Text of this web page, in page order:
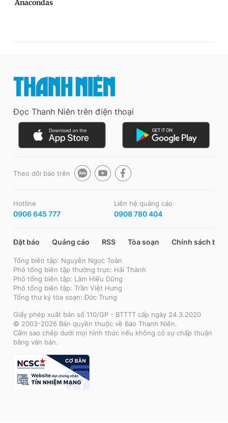
Đọc Thanh Niên trên điện thoại
Theo dõi báo trên
Hotline
0906 645 777
Liên hệ quảng cáo
0908 780 404
Đặt báo Quảng cáo RSS Tòa soạn Chính sách bảo
Tổng biên tập: Nguyễn Ngọc Toàn
Phó tổng biên tập thường trực: Hải Thành
Phó tổng biên tập: Lâm Hiếu Dũng
Phó tổng biên tập: Trần Việt Hưng
Tổng thư ký tòa soạn: Đức Trung
Giấy phép xuất bản số 110/GP - BTTTT cấp ngày 24.3.2020
© 2003-2026 Bản quyền thuộc về Báo Thanh Niên.
Cấm sao chép dưới mọi hình thức nếu không có sự chấp thuận
bằng văn bản.